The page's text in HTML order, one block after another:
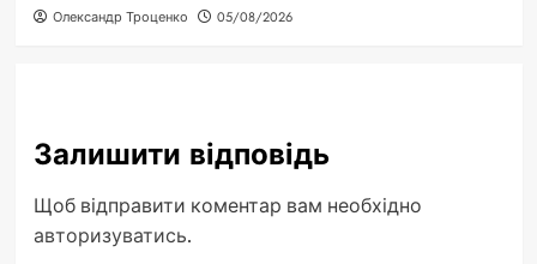
Олександр Троценко 05/08/2026
Залишити відповідь
Щоб відправити коментар вам необхідно
авторизуватись.